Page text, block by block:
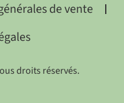
de vente
droits réservés.